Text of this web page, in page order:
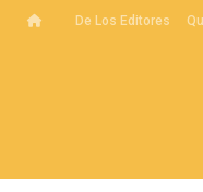
De Los Editores